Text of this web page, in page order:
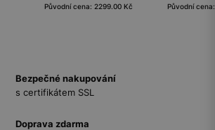
Původní cena: 2299.00 Kč
Původní
Bezpečné nakupování
s certifikátem SSL
Doprava zdarma